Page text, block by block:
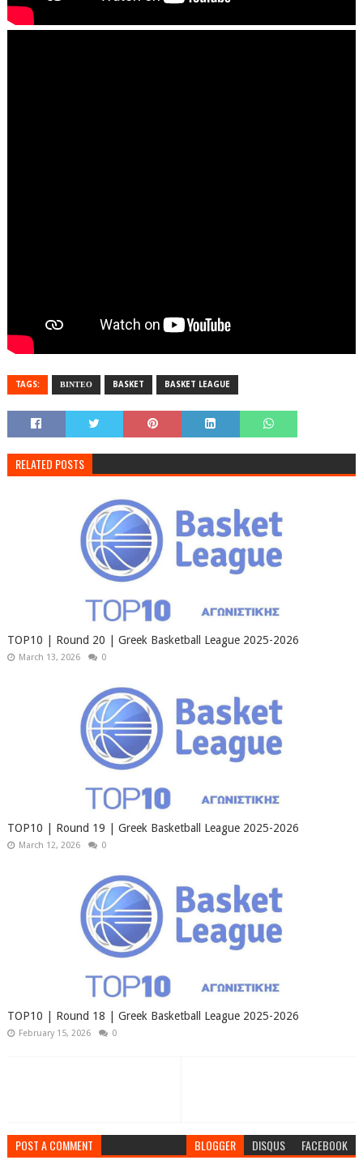
TAGS: ΒΙΝΤΕΟ BASKET BASKET LEAGUE
RELATED POSTS
TOP10 | Round 20 | Greek Basketball League 2025-2026
March 13, 2026 0
TOP10 | Round 19 | Greek Basketball League 2025-2026
March 12, 2026 0
TOP10 | Round 18 | Greek Basketball League 2025-2026
February 15, 2026 0
POST A COMMENT BLOGGER DISQUS FACEBOOK